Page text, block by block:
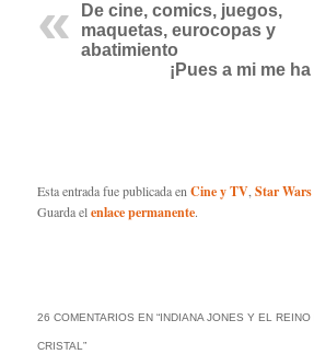
De cine, comics, juegos,
maquetas, eurocopas y
abatimiento
¡Pues a mi me
Esta entrada fue publicada enCine y TV,Star Wars
Guarda elenlace permanente.
26 COMENTARIOS EN “ INDIANA JONES Y EL
CRISTAL”